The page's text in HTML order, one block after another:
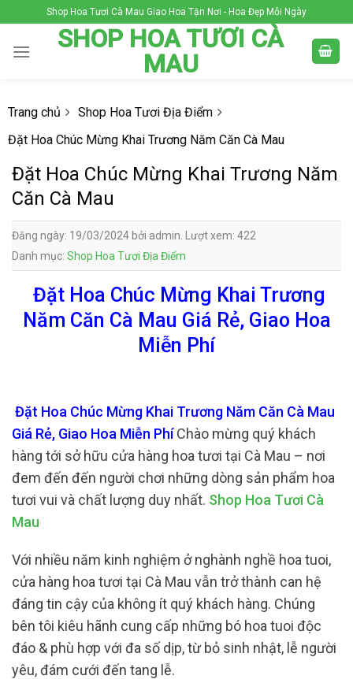
to
content
Shop Hoa Tươi Cà Mau Giao Hoa Tận Nơi - Hoa Đẹp Mỗi Ngày
SHOP HOA TƯƠI CÀ
MAU
Trang chủ
Shop Hoa Tươi Địa Điểm
Đặt Hoa Chúc Mừng Khai Trương Năm Căn Cà Mau
Đặt Hoa Chúc Mừng Khai Trương Năm
Căn Cà Mau
Đăng ngày: 19/03/2024 bởi admin. Lượt xem: 422
Danh mục: Shop Hoa Tươi Địa Điểm
Đặt Hoa Chúc Mừng Khai Trương
Năm Căn Cà Mau Giá Rẻ, Giao Hoa
Miễn Phí
Đặt Hoa Chúc Mừng Khai Trương Năm Căn Cà Mau
Giá Rẻ, Giao Hoa Miễn PhíChào mừng quý khách
hàng tới sở hữu cửa hàng hoa tươi tại Cà Mau – nơi
đem đến đến người chơi những dòng sản phẩm hoa
tươi vui và chất lượng duy nhất. Shop Hoa Tươi Cà
Mau
Với nhiều năm kinh nghiệm ở nghành nghề hoa tuoi,
cửa hàng hoa tươi tại Cà Mau vẫn trở thành can hệ
đáng tin cậy của không ít quý khách hàng. Chúng
bên tôi kiêu hãnh cung cấp những bó hoa tuoi độc
đáo & phù hợp với đa số dịp, từ bỏ sinh nhật, lễ người
yêu, đám cưới đến tang lễ.